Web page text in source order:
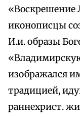
«Воскрешение
иконописцы
И.и. образы
изображался
традицией,
раннехрист.